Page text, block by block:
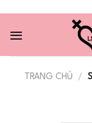
content
TRANG CHỦ /